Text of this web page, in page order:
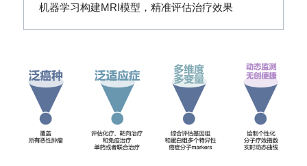
机器学习构建MRI模型，精准评估治疗效果